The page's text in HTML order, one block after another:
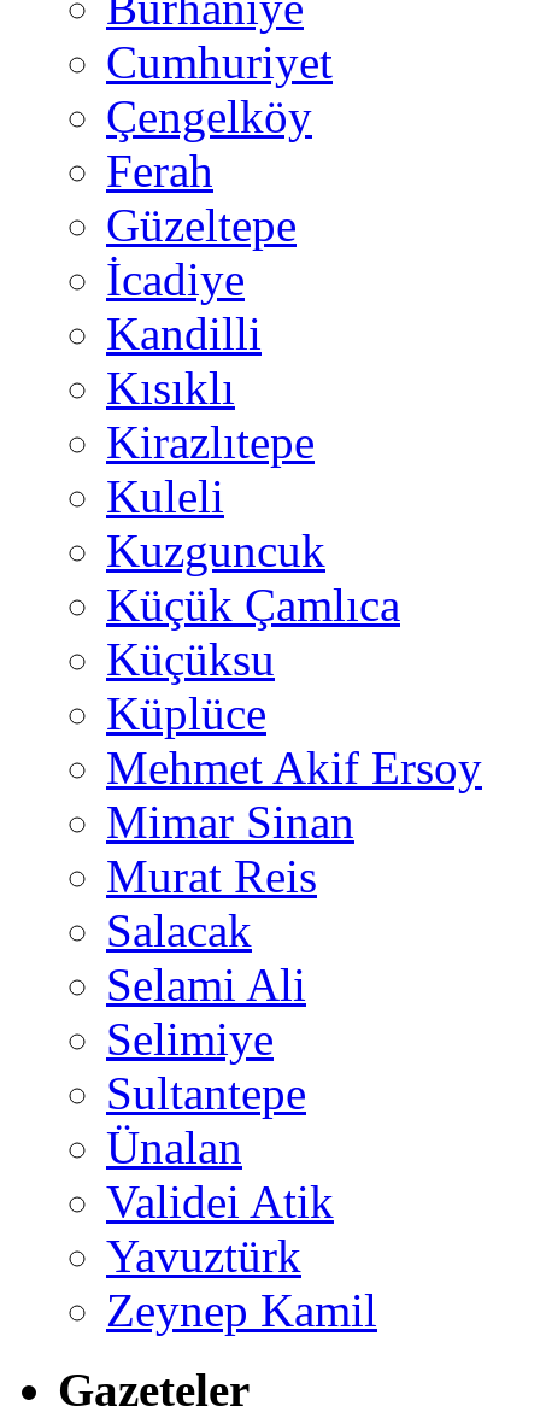
Cumhuriyet
Çengelköy
Ferah
Güzeltepe
İcadiye
Kandilli
Kısıklı
Kirazlıtepe
Kuleli
Kuzguncuk
Küçük Çamlıca
Küçüksu
Küplüce
Mehmet Akif Ersoy
Mimar Sinan
Murat Reis
Salacak
Selami Ali
Selimiye
Sultantepe
Ünalan
Validei Atik
Yavuztürk
Zeynep Kamil
Gazeteler